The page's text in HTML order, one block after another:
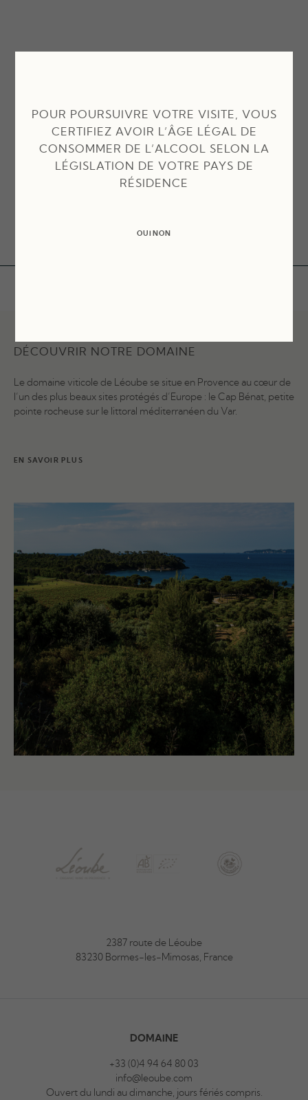
POUR POURSUIVRE VOTRE VISITE, VOUS
CERTIFIEZ AVOIR L’ÂGE LÉGAL DE
CONSOMMER DE L’ALCOOL SELON LA
LÉGISLATION DE VOTRE PAYS DE
RÉSIDENCE
OUI NON
DÉCOUVRIR NOTRE DOMAINE
Le domaine viticole de Léoube se situe en Provence au cœur de
l’un des plus beaux sites protégés d’Europe : le Cap Bénat, petite
pointe rocheuse sur le littoral méditerranéen du Var.
EN SAVOIR PLUS
2387 route de Léoube
83230 Bormes-les-Mimosas, France
DOMAINE
+33 (0)4 94 64 80 03
info@leoube.com
Ouvert du lundi au dimanche, jours fériés compris.